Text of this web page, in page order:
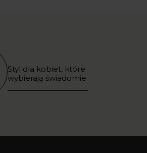
Styl dla kobiet, które
wybierają świadomie